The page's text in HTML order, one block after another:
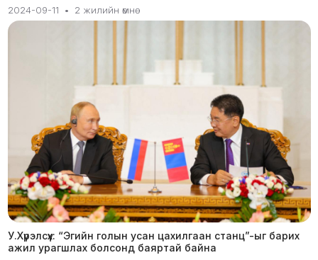
2024-09-11 • 2 жилийн өмнө
У.Хүрэлсүх: “Эгийн голын усан цахилгаан станц”-ыг барих
ажил урагшлах болсонд баяртай байна